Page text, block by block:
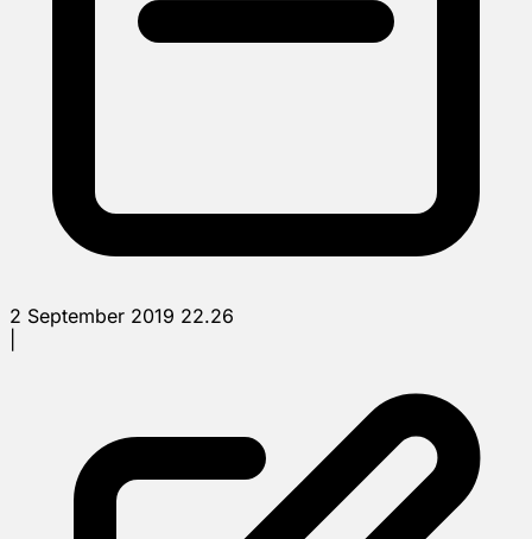
2 September 2019 22.26